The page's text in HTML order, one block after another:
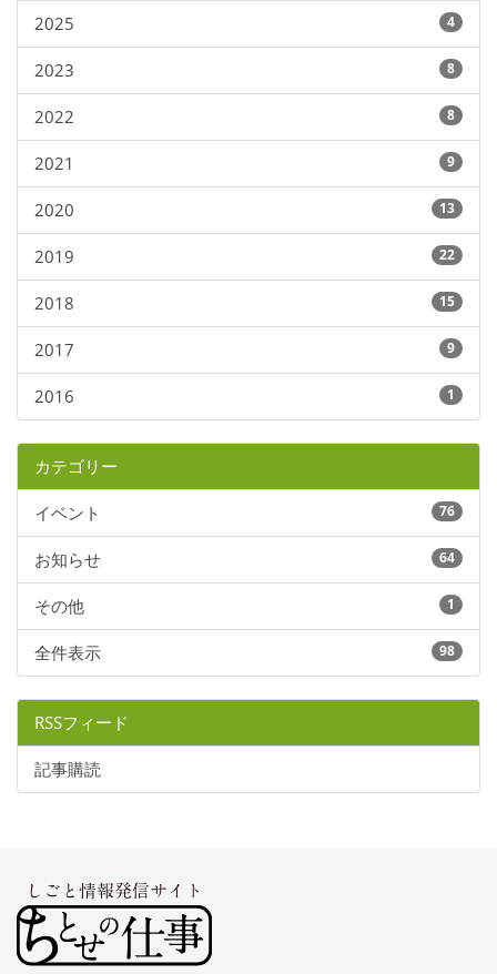
2025 4
2023 8
2022 8
2021 9
2020 13
2019 22
2018 15
2017 9
2016 1
カテゴリー
イベント 76
お知らせ 64
その他 1
全件表示 98
RSSフィード
記事購読